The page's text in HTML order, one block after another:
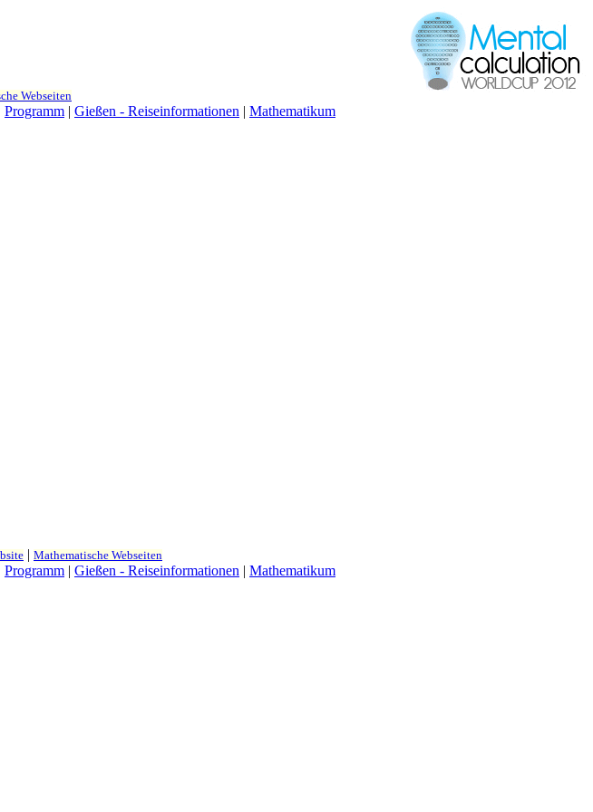
Webseiten
Programm | Gießen - Reiseinformationen | Mathematikum
| Mathematische Webseiten
Programm | Gießen - Reiseinformationen | Mathematikum